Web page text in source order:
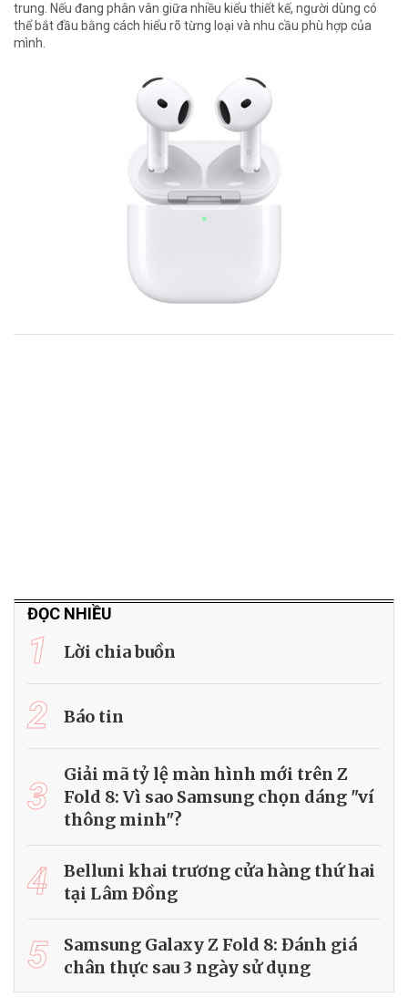
trung. Nếu đang phân vân giữa nhiều kiểu thiết kế, người dùng có
thể bắt đầu bằng cách hiểu rõ từng loại và nhu cầu phù hợp của
mình.
ĐỌC NHIỀU
1 Lời chia buồn
2 Báo tin
3
Giải mã tỷ lệ màn hình mới trên Z
Fold 8: Vì sao Samsung chọn dáng "ví
thông minh"?
4
Belluni khai trương cửa hàng thứ hai
tại Lâm Đồng
5
Samsung Galaxy Z Fold 8: Đánh giá
chân thực sau 3 ngày sử dụng